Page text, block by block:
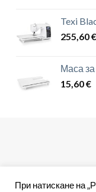
Texi
255,60€
Маса
15,60€
При натискане на